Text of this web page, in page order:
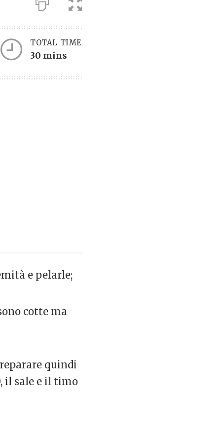
TOTAL TIME
30 mins
e pelarle;
cotte ma
quindi
il sale e il timo